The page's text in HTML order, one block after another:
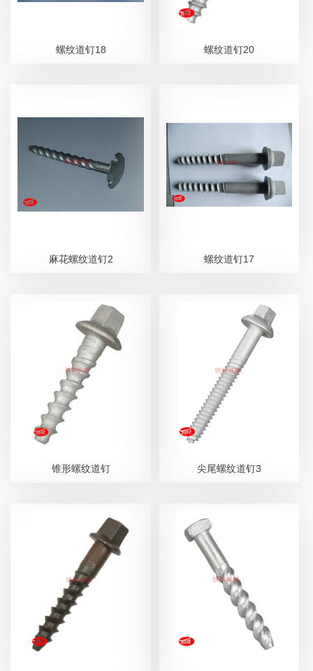
螺纹道钉18 螺纹道钉20
麻花螺纹道钉2 螺纹道钉17
锥形螺纹道钉 尖尾螺纹道钉3